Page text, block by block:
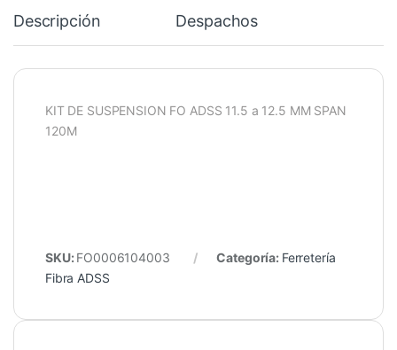
Descripción Despachos
KIT DE SUSPENSION FO ADSS 11.5 a 12.5 MM SPAN
120M
SKU: FO0006104003 Categoría: Ferretería
Fibra ADSS